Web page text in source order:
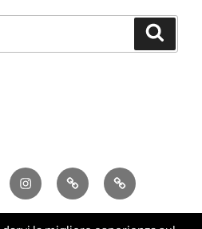
InstagramEmail Newsletter